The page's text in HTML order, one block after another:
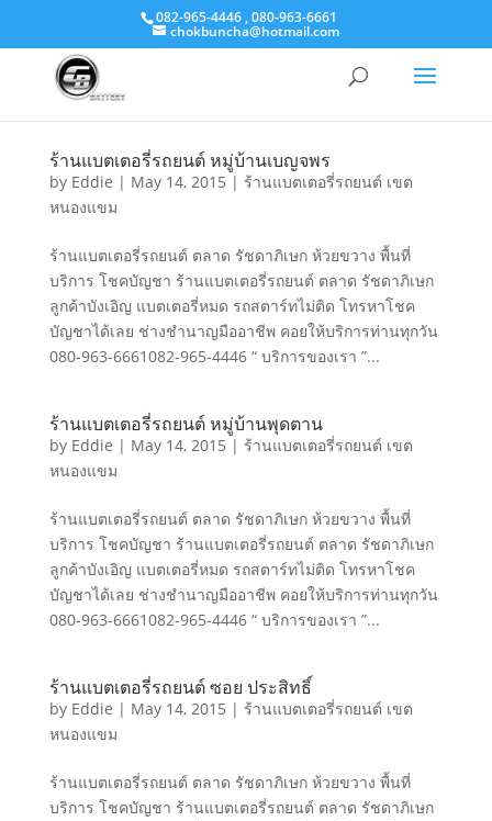
082-965-4446 , 080-963-6661
chokbuncha@hotmail.com
ร้านแบตเตอรี่รถยนต์ หมู่บ้านเบญจพร
by Eddie | May 14, 2015 | ร้านแบตเตอรี่รถยนต์ เขต
หนองแขม
ร้านแบตเตอรี่รถยนต์ ตลาด รัชดาภิเษก ห้วยขวาง พื้นที่
บริการ โชคบัญชา ร้านแบตเตอรี่รถยนต์ ตลาด รัชดาภิเษก
ลูกค้าบังเอิญ แบตเตอรี่หมด รถสตาร์ทไม่ติด โทรหาโชค
บัญชาได้เลย ช่างชำนาญมืออาชีพ คอยให้บริการท่านทุกวัน
080-963-6661082-965-4446 “ บริการของเรา ”...
ร้านแบตเตอรี่รถยนต์ หมู่บ้านพุดตาน
by Eddie | May 14, 2015 | ร้านแบตเตอรี่รถยนต์ เขต
หนองแขม
ร้านแบตเตอรี่รถยนต์ ตลาด รัชดาภิเษก ห้วยขวาง พื้นที่
บริการ โชคบัญชา ร้านแบตเตอรี่รถยนต์ ตลาด รัชดาภิเษก
ลูกค้าบังเอิญ แบตเตอรี่หมด รถสตาร์ทไม่ติด โทรหาโชค
บัญชาได้เลย ช่างชำนาญมืออาชีพ คอยให้บริการท่านทุกวัน
080-963-6661082-965-4446 “ บริการของเรา ”...
ร้านแบตเตอรี่รถยนต์ ซอย ประสิทธิ์
by Eddie | May 14, 2015 | ร้านแบตเตอรี่รถยนต์ เขต
หนองแขม
ร้านแบตเตอรี่รถยนต์ ตลาด รัชดาภิเษก ห้วยขวาง พื้นที่
บริการ โชคบัญชา ร้านแบตเตอรี่รถยนต์ ตลาด รัชดาภิเษก